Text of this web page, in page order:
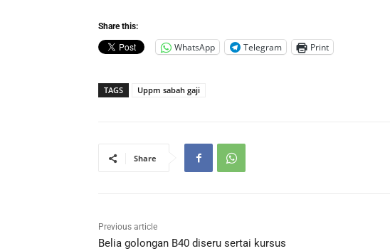
Share this:
WhatsApp Telegram Print
TAGS Uppm sabah gaji
Share
Previous article
Belia golongan B40 diseru sertai kursus